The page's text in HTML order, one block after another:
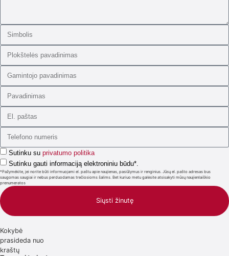
Sutinku su privatumo politika
Sutinku gauti informaciją elektroniniu būdu*.
*Pažymėkite, jei norite būti informuojami el. paštu apie naujienas, pasiūlymus ir renginius. Jūsų el. pašto adresas bus
saugomas saugiai ir nebus perduodamas trečiosioms šalims. Bet kuriuo metu galėsite atsisakyti mūsų naujienlaiškio
prenumeratos
Siųsti žinutę
Kokybė
prasideda nuo
kraštų